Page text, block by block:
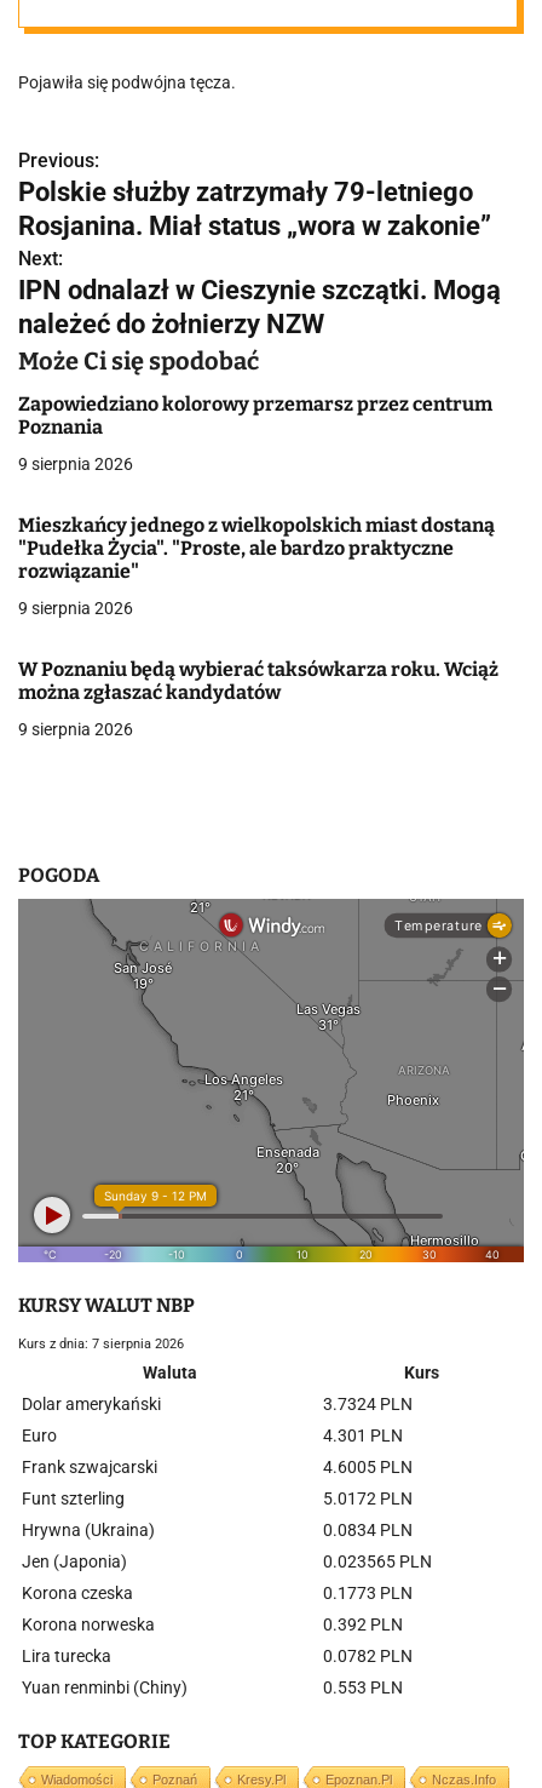
Pojawiła się podwójna tęcza.
N
a
w
i
g
a
c
a
w
i
s
Previous:
Polskie służby zatrzymały 79-letniego
Rosjanina. Miał status „wora w zakonie”
Next:
IPN odnalazł w Cieszynie szczątki. Mogą
należeć do żołnierzy NZW
Może Ci się spodobać
Zapowiedziano kolorowy przemarsz przez centrum
Poznania
9 sierpnia 2026
Mieszkańcy jednego z wielkopolskich miast dostaną
"Pudełka Życia". "Proste, ale bardzo praktyczne
rozwiązanie"
9 sierpnia 2026
W Poznaniu będą wybierać taksówkarza roku. Wciąż
można zgłaszać kandydatów
9 sierpnia 2026
POGODA
KURSY WALUT NBP
Kurs z dnia: 7 sierpnia 2026
Waluta
Kurs
Dolar amerykański
3.7324 PLN
Euro
4.301 PLN
Frank szwajcarski
4.6005 PLN
Funt szterling
5.0172 PLN
Hrywna (Ukraina)
0.0834 PLN
Jen (Japonia)
0.023565 PLN
Korona czeska
0.1773 PLN
Korona norweska
0.392 PLN
Lira turecka
0.0782 PLN
Yuan renminbi (Chiny)
0.553 PLN
TOP KATEGORIE
Wiadomości Poznań Kresy.pl Epoznan.pl Nczas.info